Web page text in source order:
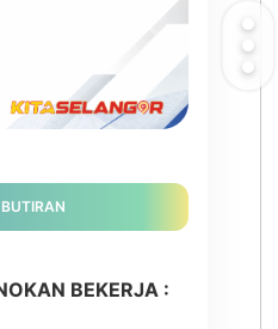
BEKERJA :